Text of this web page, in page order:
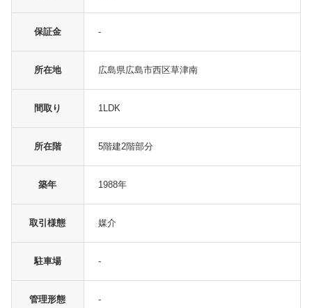
保証金 -
所在地 広島県広島市西区草津南
間取り 1LDK
所在階 5階建2階部分
築年 1988年
取引様態 媒介
駐車場 -
管理形態 -